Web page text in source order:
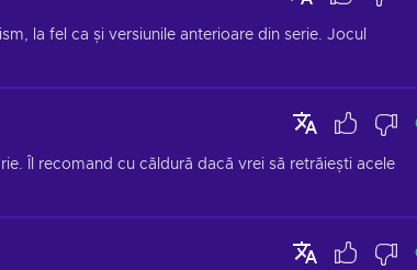
la fel ca și versiunile anterioare din serie. Jocul
Îl recomand cu căldură dacă vrei să retrăiești acele